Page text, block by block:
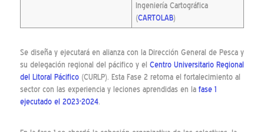
Ingeniería Cartográfica
(CARTOLAB)
Se diseña y ejecutará en alianza con la Dirección General de Pesca y
su delegación regional del pácifico y el Centro Universitario Regional
del Litoral Pácifico(CURLP). Esta Fase 2 retoma el fortalecimiento al
sector con las experiencia y leciones aprendidas en la fase 1
ejecutado el 2023-2024.